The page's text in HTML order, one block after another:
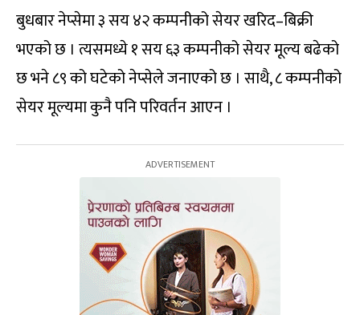
बुधबार नेप्सेमा ३ सय ४२ कम्पनीको सेयर खरिद–बिक्री
भएको छ । त्यसमध्ये १ सय ६३ कम्पनीको सेयर मूल्य बढेको
छ भने ८९ को घटेको नेप्सेले जनाएको छ । साथै, ८ कम्पनीको
सेयर मूल्यमा कुनै पनि परिवर्तन आएन ।